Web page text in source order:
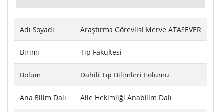
Adı Soyadı Araştırma Görevlisi Merve ATASEVER
Birimi Tıp Fakültesi
Bölüm Dahili Tıp Bilimleri Bölümü
Ana Bilim Dalı Aile Hekimliği Anabilim Dalı